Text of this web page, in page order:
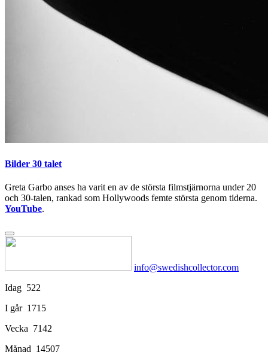
Bilder 30 talet
Greta Garbo anses ha varit en av de största filmstjärnorna under 20
och 30-talen, rankad som Hollywoods femte största genom tiderna.
YouTube.
info@swedishcollector.com
Idag 522
I går 1715
Vecka 7142
Månad 14507